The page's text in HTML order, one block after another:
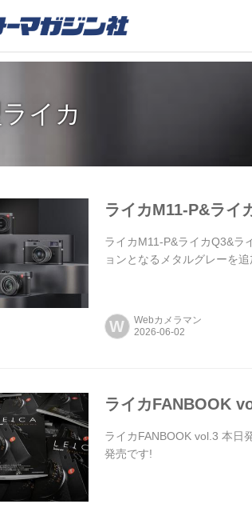
イカ
ライカM11-P&ライ
ライカM11-P&ライカQ3&ラ
ョンとなるメタルグレーを追
W Webカメラマン
ライカFANBOOK
ライカFANBOOK vol.3 本日
発売です!